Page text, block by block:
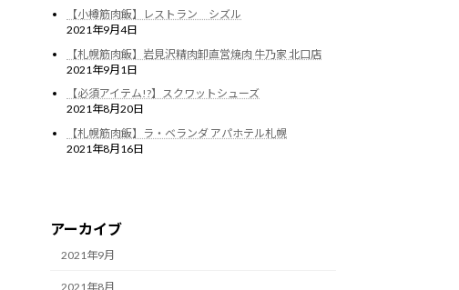
【小樽筋肉飯】レストラン シズル
2021年9月4日
【札幌筋肉飯】岩見沢精肉卸直営焼肉 牛乃家 北口店
2021年9月1日
【必須アイテム!?】スクワットシューズ
2021年8月20日
【札幌筋肉飯】ラ・ベランダ アパホテル札幌
2021年8月16日
アーカイブ
2021年9月
2021年8月